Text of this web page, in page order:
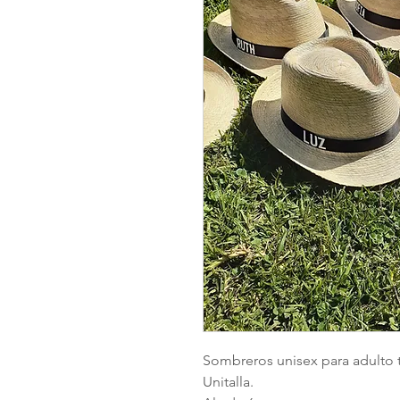
Sombreros unisex para adulto
Unitalla.